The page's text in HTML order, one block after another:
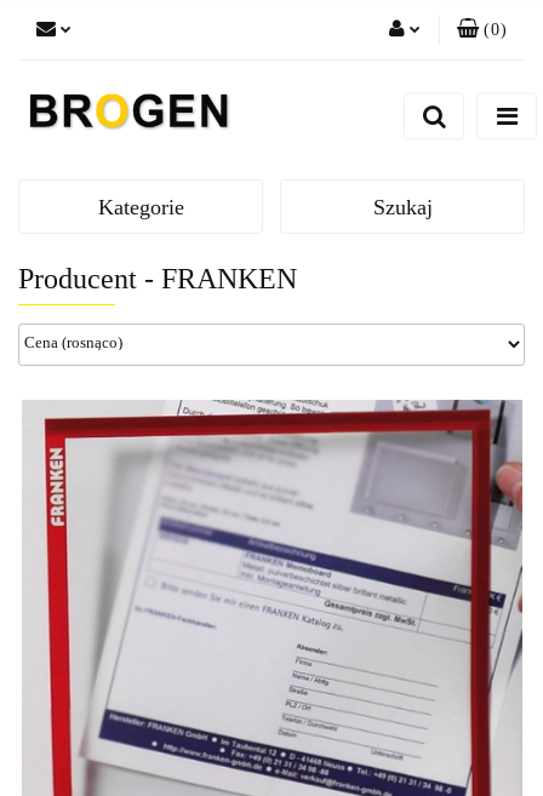
Zgody cookies
(0)
Kategorie Szukaj
Producent - FRANKEN